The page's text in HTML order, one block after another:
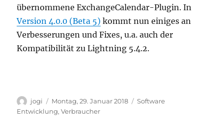
übernommene ExchangeCalendar-Plugin. In
Version 4.0.0 (Beta 5) kommt nun einiges an
Verbesserungen und Fixes, u.a. auch der
Kompatibilität zu Lightning 5.4.2.
Autor
jogi
Veröffentlicht
am
Montag, 29. Januar 2018 Kategorien
Software
Entwicklung,Verbraucher